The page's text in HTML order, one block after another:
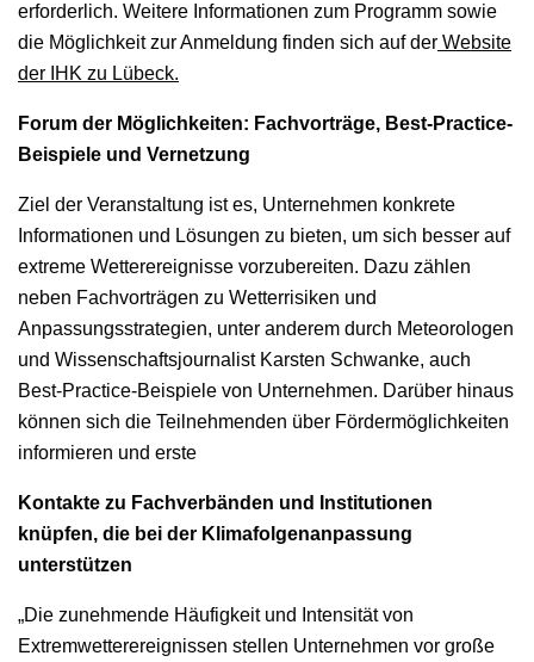
erforderlich. Weitere Informationen zum Programm sowie
die Möglichkeit zur Anmeldung finden sich auf der Website
der IHK zu Lübeck.
Forum der Möglichkeiten: Fachvorträge, Best-Practice-
Beispiele und Vernetzung
Ziel der Veranstaltung ist es, Unternehmen konkrete
Informationen und Lösungen zu bieten, um sich besser auf
extreme Wetterereignisse vorzubereiten. Dazu zählen
neben Fachvorträgen zu Wetterrisiken und
Anpassungsstrategien, unter anderem durch Meteorologen
und Wissenschaftsjournalist Karsten Schwanke, auch
Best-Practice-Beispiele von Unternehmen. Darüber hinaus
können sich die Teilnehmenden über Fördermöglichkeiten
informieren und erste
Kontakte zu Fachverbänden und Institutionen
knüpfen, die bei der Klimafolgenanpassung
unterstützen
„Die zunehmende Häufigkeit und Intensität von
Extremwetterereignissen stellen Unternehmen vor große